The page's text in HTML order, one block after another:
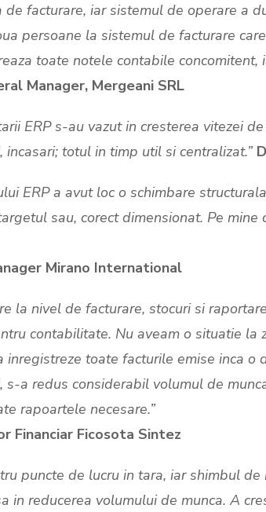
de facturare, iar sistemul de operare a
persoane la sistemul de facturare
toate notele contabile concomitent,
Manager, Mergeani SRL
ERP s-au vazut in cresterea vitezei
totul in timp util si centralizat.”
ERP a avut loc o schimbare
sau, corect dimensionat. Pe
Mirano International
la nivel de facturare, stocuri si
contabilitate. Nu aveam o situatie
toate facturile emise inca
s-a redus considerabil volumul de
rapoartele necesare.”
Financiar Ficosota Sintez
puncte de lucru in tara, iar shimbul
in reducerea volumului de munca. A